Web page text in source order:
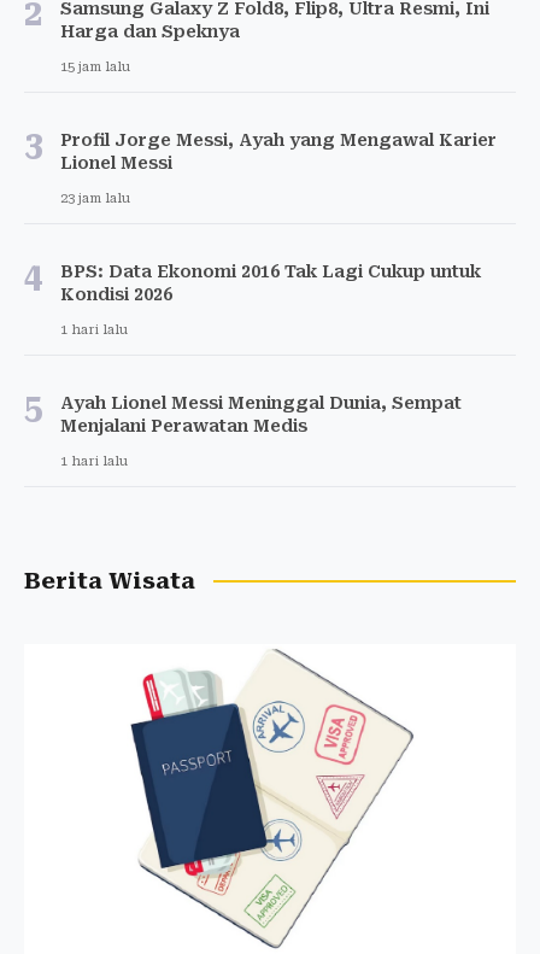
2
Samsung Galaxy Z Fold8, Flip8, Ultra Resmi, Ini
Harga dan Speknya
15 jam lalu
3
Profil Jorge Messi, Ayah yang Mengawal Karier
Lionel Messi
23 jam lalu
4
BPS: Data Ekonomi 2016 Tak Lagi Cukup untuk
Kondisi 2026
1 hari lalu
5
Ayah Lionel Messi Meninggal Dunia, Sempat
Menjalani Perawatan Medis
1 hari lalu
Berita Wisata